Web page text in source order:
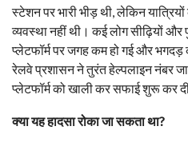
स्टेशन पर भारी भीड़ थी, लेकिन
व्यवस्था नहीं थी। कई लोग सीढ़ियों
प्लेटफॉर्म पर जगह कम हो गई और भगदड़
रेलवे प्रशासन ने तुरंत हेल्पलाइन नंबर
प्लेटफॉर्म को खाली कर सफाई शुरू कर
क्या यह हादसा रोका जा सकता था?